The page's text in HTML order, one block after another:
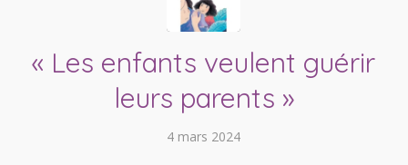
« Les enfants veulent guérir
leurs parents »
4 mars 2024